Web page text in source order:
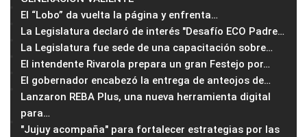
El “Lobo” da vuelta la página y enfrenta…
La Legislatura declaró de interés "Desafío ECO Padre…
La Legislatura fue sede de una capacitación sobre…
El intendente Rivarola prepara un gran Festejo por…
El gobernador encabezó la entrega de anteojos de…
Lanzaron REBA Plus, una nueva herramienta digital
para…
"Jujuy acompaña" para fortalecer estrategias por las